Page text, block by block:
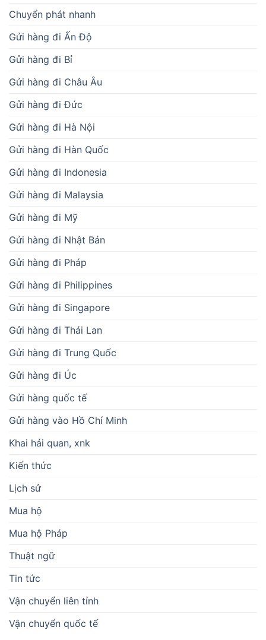
Chuyển phát nhanh
Gửi hàng đi Ấn Độ
Gửi hàng đi Bỉ
Gửi hàng đi Châu Âu
Gửi hàng đi Đức
Gửi hàng đi Hà Nội
Gửi hàng đi Hàn Quốc
Gửi hàng đi Indonesia
Gửi hàng đi Malaysia
Gửi hàng đi Mỹ
Gửi hàng đi Nhật Bản
Gửi hàng đi Pháp
Gửi hàng đi Philippines
Gửi hàng đi Singapore
Gửi hàng đi Thái Lan
Gửi hàng đi Trung Quốc
Gửi hàng đi Úc
Gửi hàng quốc tế
Gửi hàng vào Hồ Chí Minh
Khai hải quan, xnk
Kiến thức
Lịch sử
Mua hộ
Mua hộ Pháp
Thuật ngữ
Tin tức
Vận chuyển liên tỉnh
Vận chuyển quốc tế